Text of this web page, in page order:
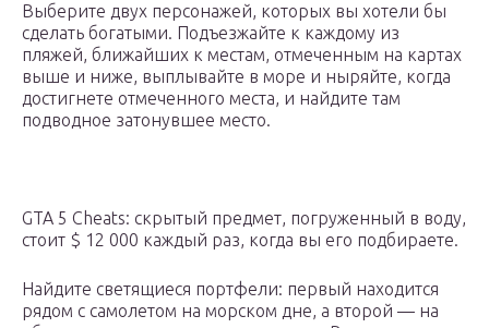
Выберите двух персонажей, которых вы хотели бы
сделать богатыми. Подъезжайте к каждому из
пляжей, ближайших к местам, отмеченным на картах
выше и ниже, выплывайте в море и ныряйте, когда
достигнете отмеченного места, и найдите там
подводное затонувшее место.
GTA 5 Cheats: скрытый предмет, погруженный в воду,
стоит $ 12 000 каждый раз, когда вы его подбираете.
Найдите светящиеся портфели: первый находится
рядом с самолетом на морском дне, а второй — на